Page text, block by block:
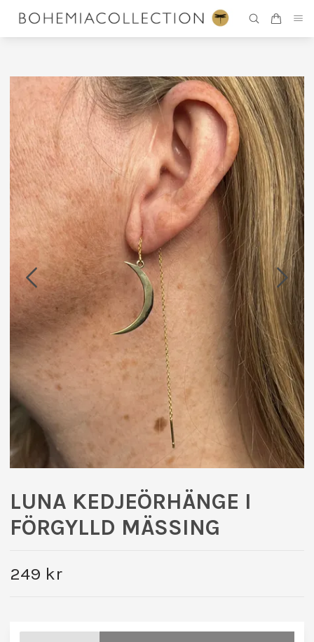
LUNA KEDJEÖRHÄNGE I
FÖRGYLLD MÄSSING
249 kr